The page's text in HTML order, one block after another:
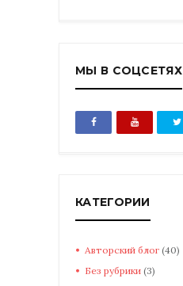
МЫ В СОЦСЕТЯХ
КАТЕГОРИИ
Авторский блог (40)
Без рубрики (3)